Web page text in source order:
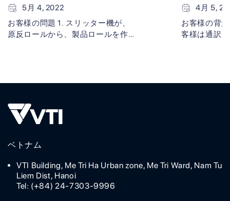
5月 4, 2022
お客様の問題 1. スリッター機が、
原反ロールから、製品ロールを作成
4月 5,
お客様の背
客様は通訳
ベトナム
VTI Building, Me Tri Ha Urban zone, Me Tri Ward, Nam Tu
Liem Dist, Hanoi
Tel: (+84) 24-7303-9996